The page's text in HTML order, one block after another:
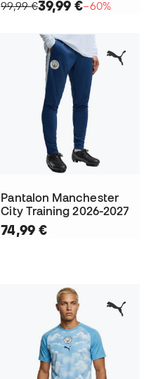
99,99 €39,99 €−60%
Pantalon Manchester
City Training 2026-2027
74,99 €